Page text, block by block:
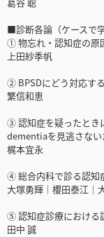
■診断各論（ケースで学
① 物忘れ・認知症の
上田紗季帆
② BPSDにどう対応す
繁信和恵
③ 認知症を疑ったと
dementiaを見逃さない
梶本宜永
④ 総合内科で診る認
大塚勇輝｜櫻田泰江｜
⑤ 認知症診療における
田中 誠